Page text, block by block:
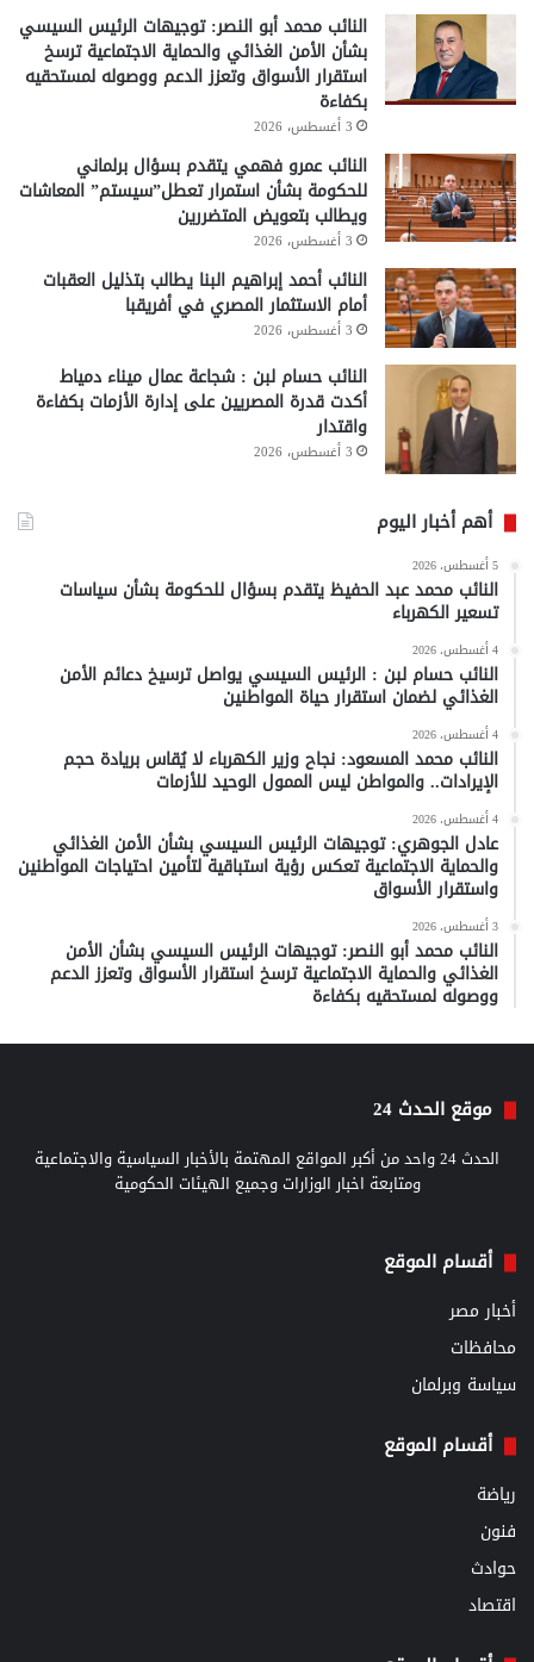
النائب محمد أبو النصر: توجيهات الرئيس السيسي
بشأن الأمن الغذائي والحماية الاجتماعية ترسخ
استقرار الأسواق وتعزز الدعم ووصوله لمستحقيه
بكفاءة
3 أغسطس، 2026
النائب عمرو فهمي يتقدم بسؤال برلماني
للحكومة بشأن استمرار تعطل”سيستم” المعاشات
ويطالب بتعويض المتضررين
3 أغسطس، 2026
النائب أحمد إبراهيم البنا يطالب بتذليل العقبات
أمام الاستثمار المصري في أفريقبا
3 أغسطس، 2026
النائب حسام لبن : شجاعة عمال ميناء دمياط
أكدت قدرة المصريين على إدارة الأزمات بكفاءة
واقتدار
3 أغسطس، 2026
أهم أخبار اليوم
5 أغسطس، 2026
النائب محمد عبد الحفيظ يتقدم بسؤال للحكومة بشأن سياسات
تسعير الكهرباء
4 أغسطس، 2026
النائب حسام لبن : الرئيس السيسي يواصل ترسيخ دعائم الأمن
الغذائي لضمان استقرار حياة المواطنين
4 أغسطس، 2026
النائب محمد المسعود: نجاح وزير الكهرباء لا يُقاس بريادة حجم
الإيرادات.. والمواطن ليس الممول الوحيد للأزمات
4 أغسطس، 2026
عادل الجوهري: توجيهات الرئيس السيسي بشأن الأمن الغذائي
والحماية الاجتماعية تعكس رؤية استباقية لتأمين احتياجات المواطنين
واستقرار الأسواق
3 أغسطس، 2026
النائب محمد أبو النصر: توجيهات الرئيس السيسي بشأن الأمن
الغذائي والحماية الاجتماعية ترسخ استقرار الأسواق وتعزز الدعم
ووصوله لمستحقيه بكفاءة
موقع الحدث 24
الحدث 24 واحد من أكبر المواقع المهتمة بالأخبار السياسية والاجتماعية
ومتابعة اخبار الوزارات وجميع الهيئات الحكومية
أقسام الموقع
أخبار مصر
محافظات
سياسة وبرلمان
أقسام الموقع
رياضة
فنون
حوادث
اقتصاد